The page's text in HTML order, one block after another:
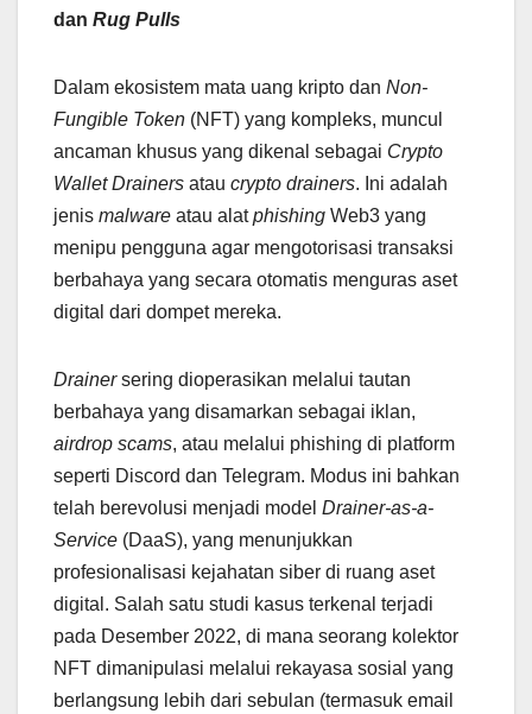
dan Rug Pulls
Dalam ekosistem mata uang kripto dan Non-
Fungible Token (NFT) yang kompleks, muncul
ancaman khusus yang dikenal sebagai Crypto
Wallet Drainers atau crypto drainers. Ini adalah
jenis malware atau alatphishing Web3 yang
menipu pengguna agar mengotorisasi transaksi
berbahaya yang secara otomatis menguras aset
digital dari dompet mereka.
Drainersering dioperasikan melalui tautan
berbahaya yang disamarkan sebagai iklan,
airdrop scams, atau melalui phishing di platform
seperti Discord dan Telegram. Modus ini bahkan
telah berevolusi menjadi model Drainer-as-a-
Service (DaaS), yang menunjukkan
profesionalisasi kejahatan siber di ruang aset
digital. Salah satu studi kasus terkenal terjadi
pada Desember 2022, di mana seorang kolektor
NFT dimanipulasi melalui rekayasa sosial yang
berlangsung lebih dari sebulan (termasuk email